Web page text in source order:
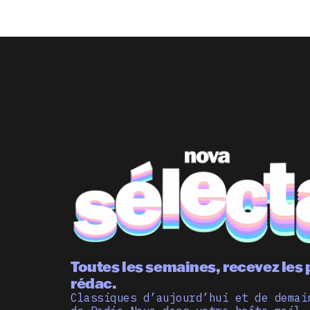
Toutes les semaines, recevez
rédac.
Classiques d’aujourd’hui et de